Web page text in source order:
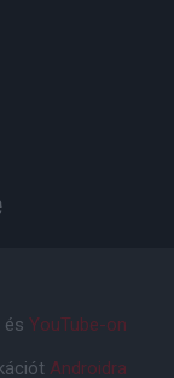
és YouTube-on
Androidra